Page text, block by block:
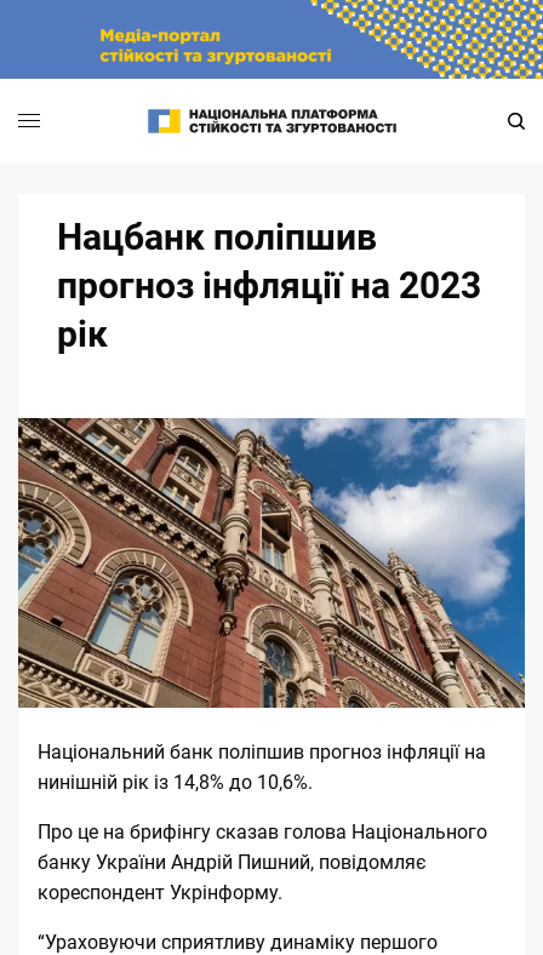
Нацбанк поліпшив
прогноз інфляції на 2023
рік
Національний банк поліпшив прогноз інфляції на
нинішній рік із 14,8% до 10,6%.
Про це на брифінгу сказав голова Національного
банку України Андрій Пишний, повідомляє
кореспондент Укрінформу.
“Ураховуючи сприятливу динаміку першого